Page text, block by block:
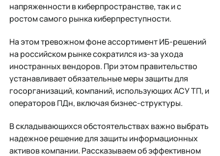
напряженности в киберпространстве, так и с
ростом самого рынка киберпреступности.
На этом тревожном фоне ассортимент ИБ-решений
на российском рынке сократился из-за ухода
иностранных вендоров. При этом правительство
устанавливает обязательные меры защиты для
госорганизаций, компаний, использующих АСУ ТП, и
операторов ПДн, включая бизнес-структуры.
В складывающихся обстоятельствах важно выбрать
надежное решение для защиты информационных
активов компании. Рассказываем об эффективном